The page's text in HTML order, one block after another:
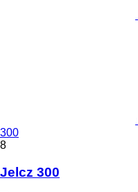
300
8
Jelcz 300